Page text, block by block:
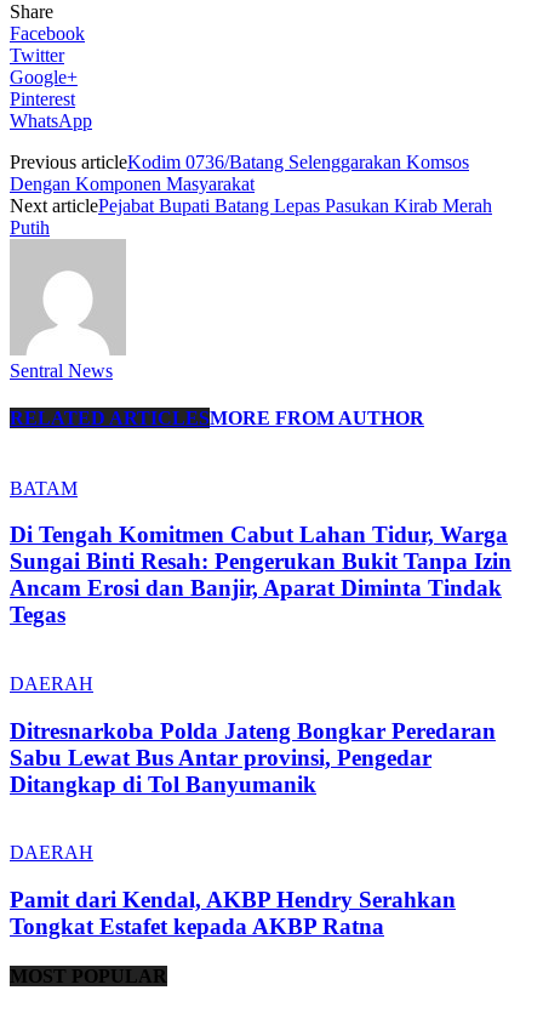
Share
Facebook
Twitter
Google+
Pinterest
WhatsApp
Previous articleKodim 0736/Batang Selenggarakan Komsos
Dengan Komponen Masyarakat
Next articlePejabat Bupati Batang Lepas Pasukan Kirab Merah
Putih
Sentral News
RELATED ARTICLESMORE FROM AUTHOR
BATAM
Di Tengah Komitmen Cabut Lahan Tidur, Warga
Sungai Binti Resah: Pengerukan Bukit Tanpa Izin
Ancam Erosi dan Banjir, Aparat Diminta Tindak
Tegas
DAERAH
Ditresnarkoba Polda Jateng Bongkar Peredaran
Sabu Lewat Bus Antar provinsi, Pengedar
Ditangkap di Tol Banyumanik
DAERAH
Pamit dari Kendal, AKBP Hendry Serahkan
Tongkat Estafet kepada AKBP Ratna
MOST POPULAR